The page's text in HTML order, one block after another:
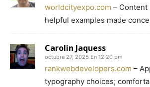
worldcityexpo.com – Content
helpful examples made
Carolin Jaquess
octubre 27, 2025 En 12:20 pm
rankwebdevelopers.com –
typography choices;